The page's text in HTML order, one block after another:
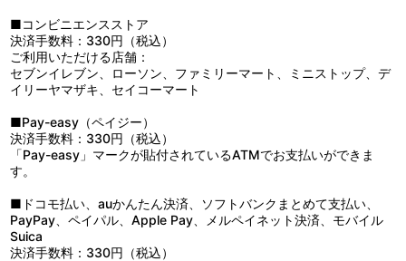
■コンビニエンスストア
決済手数料：330円（税込）
ご利用いただける店舗：
セブンイレブン、ローソン、ファミリーマート、ミニストップ、デ
イリーヤマザキ、セイコーマート
■Pay-easy（ペイジー）
決済手数料：330円（税込）
「Pay-easy」マークが貼付されているATMでお支払いができま
す。
■ドコモ払い、auかんたん決済、ソフトバンクまとめて支払い、
PayPay、ペイパル、Apple Pay、メルペイネット決済、モバイル
Suica
決済手数料：330円（税込）